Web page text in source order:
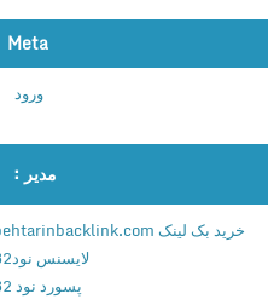
ا
ی
ش
ت
Meta
مدیر :
خرید بک لینک behtarinbacklink.com
لایسنس نود32
پسورد نود 32